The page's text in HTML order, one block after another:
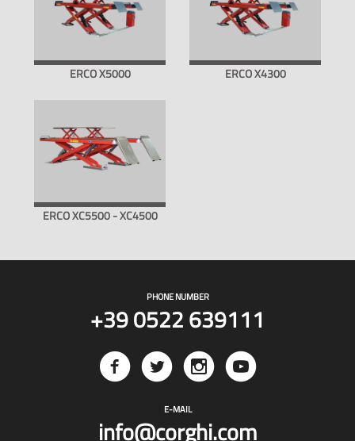
ERCO X5000 ERCO X4300
ERCO XC5500 - XC4500
PHONE NUMBER
+39 0522 639111
E-MAIL
info@corghi.com